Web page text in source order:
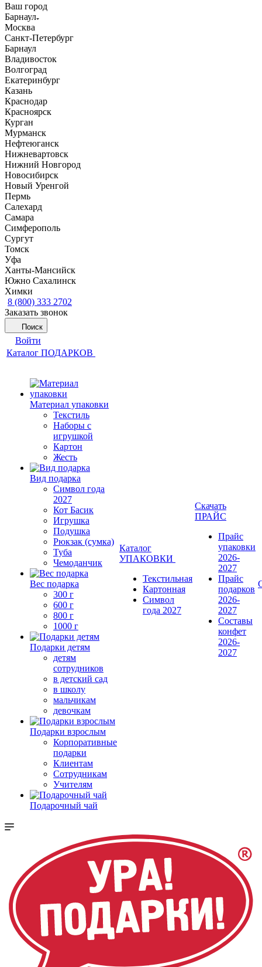
Ваш город
Барнаул
Москва
Санкт-Петербург
Барнаул
Владивосток
Волгоград
Екатеринбург
Казань
Краснодар
Красноярск
Курган
Мурманск
Нефтеюганск
Нижневартовск
Нижний Новгород
Новосибирск
Новый Уренгой
Пермь
Салехард
Самара
Симферополь
Сургут
Томск
Уфа
Ханты-Мансийск
Южно Сахалинск
Химки
8 (800) 333 2702
Заказать звонок
Поиск
Войти
Каталог ПОДАРКОВ
Материал упаковки
Текстиль
Наборы с
игрушкой
Картон
Жесть
Вид подарка
Символ года
2027
Кот Басик
Игрушка
Подушка
Рюкзак (сумка)
Туба
Чемоданчик
Вес подарка
300 г
600 г
800 г
1000 г
Подарки детям
детям
сотрудников
в детский сад
в школу
мальчикам
девочкам
Подарки взрослым
Корпоративные
подарки
Клиентам
Сотрудникам
Учителям
Подарочный чай
Каталог
УПАКОВКИ
Текстильная
Картонная
Символ
года 2027
Скачать
ПРАЙС
Прайс
упаковки
2026-
2027
Прайс
подарков
2026-
2027
Составы
конфет
2026-
2027